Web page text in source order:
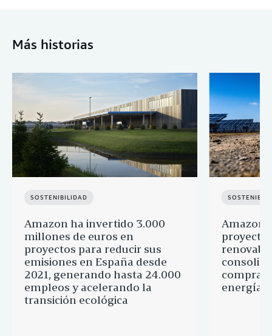
Más historias
SOSTENIBILIDAD
Amazon ha invertido 3.000
millones de euros en
proyectos para reducir sus
emisiones en España desde
2021, generando hasta 24.000
empleos y acelerando la
transición ecológica
Amazon
energía